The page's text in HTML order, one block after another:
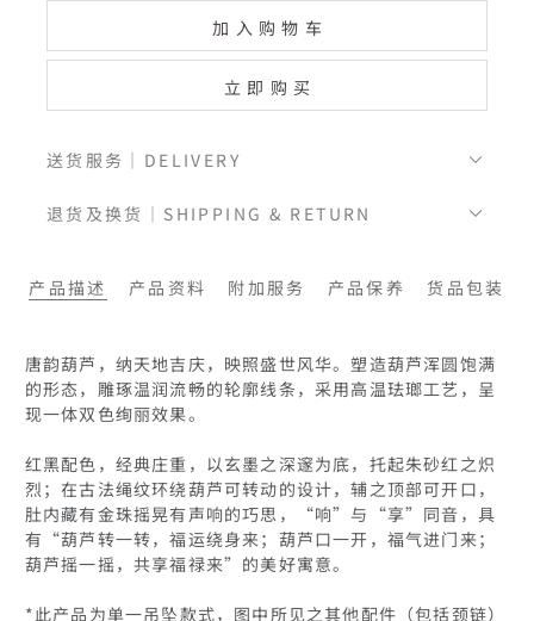
加入购物车
立即购买
送货服务｜DELIVERY
退货及换货｜SHIPPING & RETURN
产品描述 产品资料 附加服务 产品保养 货品包装
唐韵葫芦，纳天地吉庆，映照盛世风华。塑造葫芦浑圆饱满
的形态，雕琢温润流畅的轮廓线条，采用高温珐瑯工艺，呈
现一体双色绚丽效果。
红黑配色，经典庄重，以玄墨之深邃为底，托起朱砂红之炽
烈；在古法绳纹环绕葫芦可转动的设计，辅之顶部可开口，
肚内藏有金珠摇晃有声响的巧思，“响”与“享”同音，具
有“葫芦转一转，福运绕身来；葫芦口一开，福气进门来；
葫芦摇一摇，共享福禄来”的美好寓意。
*此产品为单一吊坠款式，图中所见之其他配件（包括颈链）